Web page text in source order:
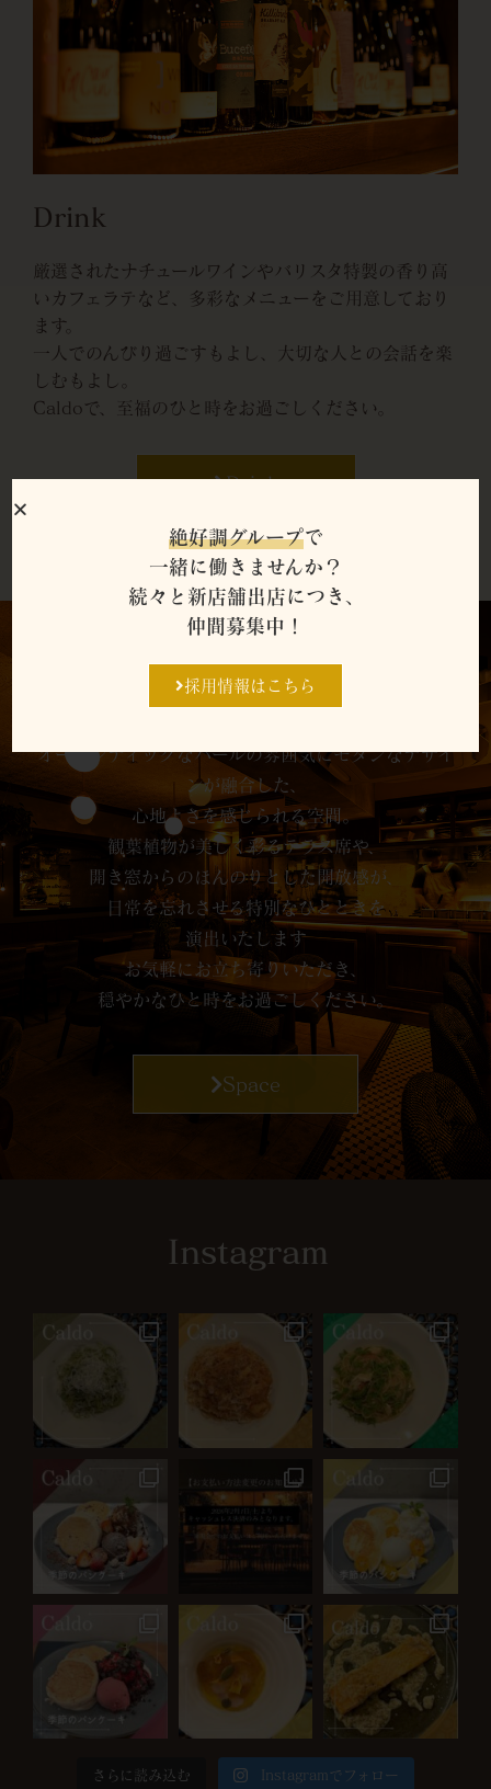
Drink
厳選されたナチュールワインやバリスタ特製の香り高
いカフェラテなど、多彩なメニューをご用意しており
ます。
一人でのんびり過ごすもよし、大切な人との会話を楽
しむもよし。
Caldoで、至福のひと時をお過ごしください。
Drink
Space
オーセンティックなバールの雰囲気にモダンなデザイ
ンが融合した、
心地よさを感じられる空間。
観葉植物が美しく彩るテラス席や、
開き窓からのほんのりとした開放感が、
日常を忘れさせる特別なひとときを
演出いたします
お気軽にお立ち寄りいただき、
穏やかなひと時をお過ごしください。
Space
Instagram
さらに読み込む Instagramでフォロー
絶好調グループで
一緒に働きませんか？
続々と新店舗出店につき、
仲間募集中！
採用情報はこちら